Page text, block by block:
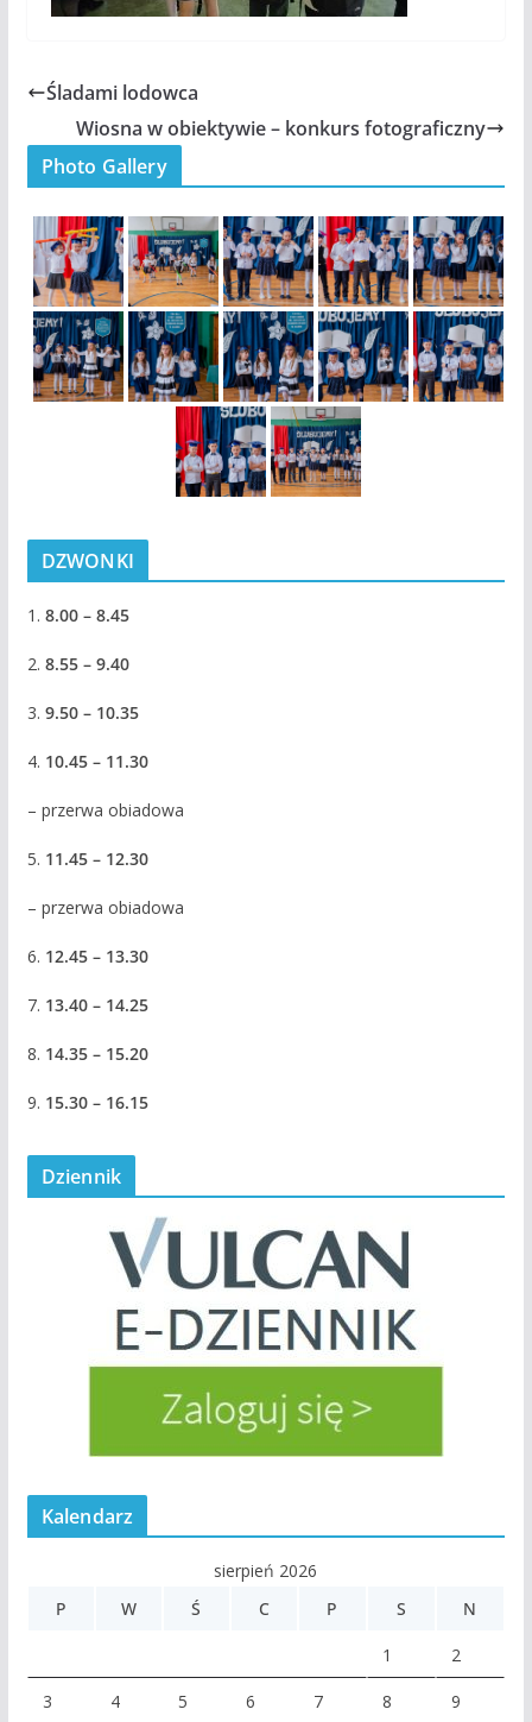
Śladami lodowca
Wiosna w obiektywie – konkurs fotograficzny
Photo Gallery
DZWONKI
1. 8.00 – 8.45
2. 8.55 – 9.40
3. 9.50 – 10.35
4. 10.45 – 11.30
– przerwa obiadowa
5. 11.45 – 12.30
– przerwa obiadowa
6. 12.45 – 13.30
7. 13.40 – 14.25
8. 14.35 – 15.20
9. 15.30 – 16.15
Dziennik
Kalendarz
sierpień 2026
P
W Ś C P S N
1 2
3 4 5 6 7 8 9